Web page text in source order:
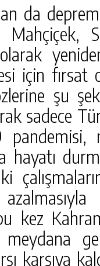
da
için
şu
sadece
hayatı
kez
meydana
karşıya